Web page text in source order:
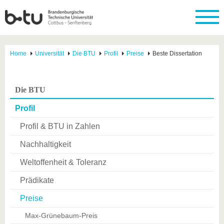
Home Universität Die BTU Profil Preise Beste Dissertation
Die BTU
Profil
Profil & BTU in Zahlen
Nachhaltigkeit
Weltoffenheit & Toleranz
Prädikate
Preise
Max-Grünebaum-Preis